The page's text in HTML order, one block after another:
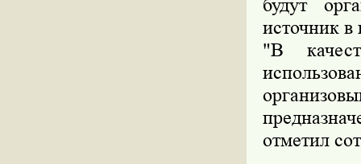
будут
источник в
"В
отметил